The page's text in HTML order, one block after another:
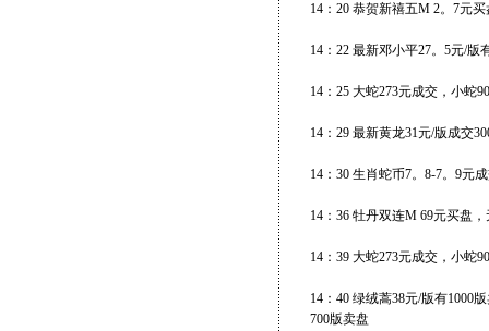
14：20 恭贺新禧五M 2。7元
14：22 最新邓小平27。5元/版
14：25 大蛇273元成交，小蛇
14：29 最新黄龙31元/版成交
14：30 生肖蛇币7。8-7。9元
14：36 牡丹双连M 69元买盘
14：39 大蛇273元成交，小蛇
14：40 绿绒蒿38元/版有1000
700版卖盘